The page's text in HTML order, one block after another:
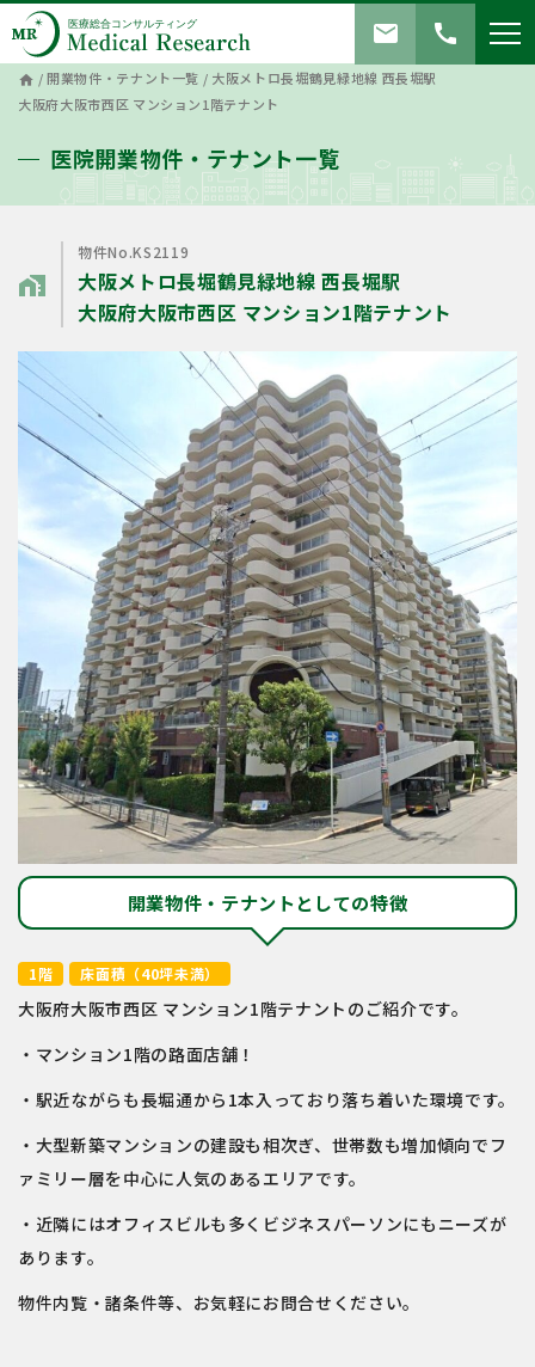
call
mail
home /開業物件・テナント一覧 / 大阪メトロ長堀鶴見緑地線 西長堀駅
大阪府大阪市西区 マンション1階テナント
医院開業物件・テナント一覧
home_work
物件No.KS2119
大阪メトロ長堀鶴見緑地線 西長堀駅
大阪府大阪市西区 マンション1階テナント
開業物件・テナントとしての特徴
1階 床面積（40坪未満）
大阪府大阪市西区 マンション1階テナントのご紹介です。
・マンション1階の路面店舗！
・駅近ながらも長堀通から1本入っており落ち着いた環境です。
・大型新築マンションの建設も相次ぎ、世帯数も増加傾向でフ
ァミリー層を中心に人気のあるエリアです。
・近隣にはオフィスビルも多くビジネスパーソンにもニーズが
あります。
物件内覧・諸条件等、お気軽にお問合せください。